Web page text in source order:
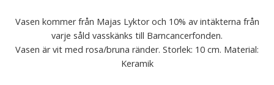
Vasen kommer från Majas Lyktor och 10% av intäkterna från
varje såld vasskänks till Barncancerfonden.
Vasen är vit med rosa/bruna ränder. Storlek: 10 cm. Material:
Keramik